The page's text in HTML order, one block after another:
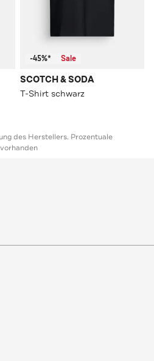
-45%* Sale
SCOTCH & SODA
T-Shirt schwarz
des Herstellers. Prozentuale